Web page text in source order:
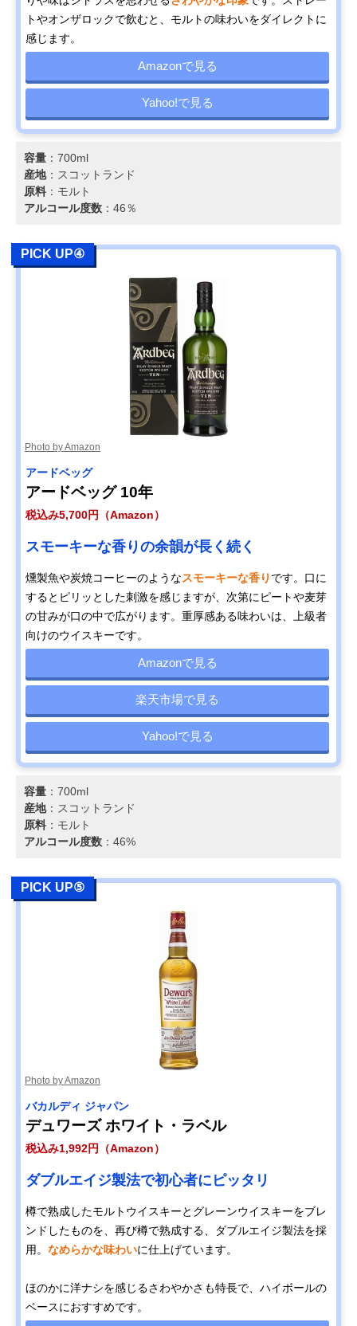
トやオンザロックで飲むと、モルトの味わいをダイレクトに
感じます。
Amazonで見る
Yahoo!で見る
容量 ：700ml
産地：スコットランド
原料 ：モルト
アルコール度数 ：46％
PICK UP④
Photo by Amazon
アードベッグ
アードベッグ 10年
税込み5,700円（Amazon）
スモーキーな香りの余韻が長く続く
燻製魚や炭焼コーヒーのようなスモーキーな香り です。口に
するとピリッとした刺激を感じますが、次第にピートや麦芽
の甘みが口の中で広がります。重厚感ある味わいは、上級者
向けのウイスキーです。
Amazonで見る
楽天市場で見る
Yahoo!で見る
容量 ：700ml
産地：スコットランド
原料 ：モルト
アルコール度数 ：46%
PICK UP⑤
Photo by Amazon
バカルディ ジャパン
デュワーズ ホワイト・ラベル
税込み1,992円（Amazon）
ダブルエイジ製法で初心者にピッタリ
樽で熟成したモルトウイスキーとグレーンウイスキーをブレ
ンドしたものを、再び樽で熟成する、ダブルエイジ製法を採
用。 なめらかな味わいに仕上げています。
ほのかに洋ナシを感じるさわやかさも特長で、ハイボールの
ベースにおすすめです。